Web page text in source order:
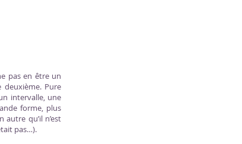
pas en être un
deuxième. Pure
intervalle, une
forme, plus
qu’il n’est
pas…).